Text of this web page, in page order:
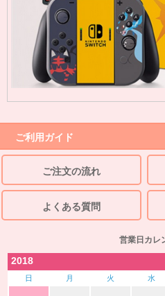
ご利用ガイド
ご注文の流れ
よくある質問
営業日カレ
2018
日 月 火 水